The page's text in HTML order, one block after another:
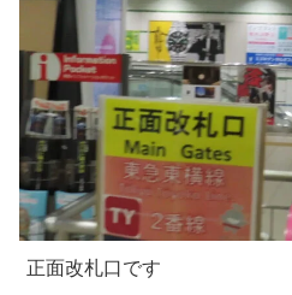
正面改札口です